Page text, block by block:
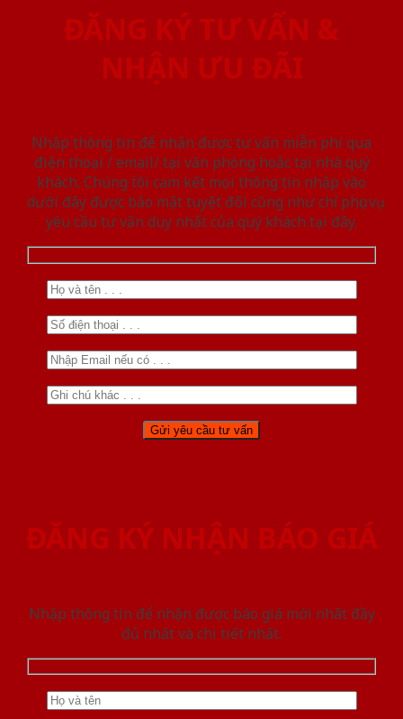
ĐĂNG KÝ TƯ VẤN &
NHẬN ƯU ĐÃI
Nhập thông tin để nhận được tư vấn miễn phí qua
điện thoại / email/ tại văn phòng hoặc tại nhà quý
khách. Chúng tôi cam kết mọi thông tin nhập vào
dưới đây được bảo mật tuyệt đối cũng như chỉ phục vụ
yêu cầu tư vấn duy nhất của quý khách tại đây.
ĐĂNG KÝ NHẬN BÁO GIÁ
Nhập thông tin để nhận được báo giá mới nhât đầy
đủ nhất và chi tiết nhất.